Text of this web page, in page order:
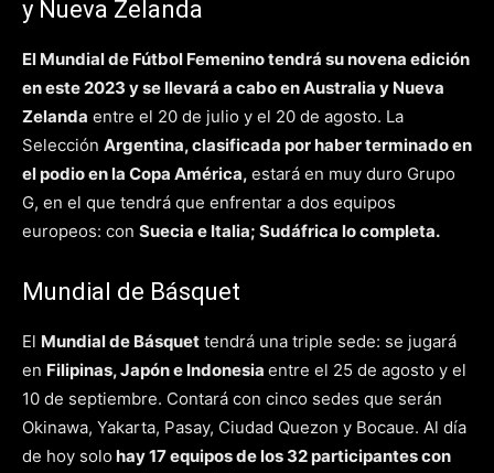
y Nueva Zelanda
El Mundial de Fútbol Femenino tendrá su novena edición
en este 2023 y se llevará a cabo en Australia y Nueva
Zelanda entre el 20 de julio y el 20 de agosto. La
Selección Argentina, clasificada por haber terminado en
el podio en la Copa América, estará en muy duro Grupo
G, en el que tendrá que enfrentar a dos equipos
europeos: con Suecia e Italia; Sudáfrica lo completa.
Mundial de Básquet
El Mundial de Básquet tendrá una triple sede: se jugará
en Filipinas, Japón e Indonesia entre el 25 de agosto y el
10 de septiembre. Contará con cinco sedes que serán
Okinawa, Yakarta, Pasay, Ciudad Quezon y Bocaue. Al día
de hoy solo hay 17 equipos de los 32 participantes con